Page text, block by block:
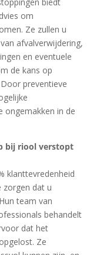
biedt
om
Ze zullen u
afvalverwijdering,
en eventuele
de kans op
preventieve
ongemakken in de
bij riool verstopt
klanttevredenheid
zorgen dat u
team van
behandelt
dat het
Ze